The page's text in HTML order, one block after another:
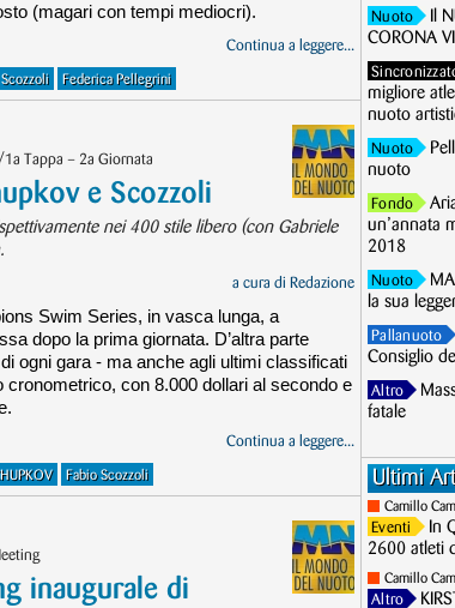
(magari con tempi mediocri).
Continua a leggere...
Scozzoli Federica Pellegrini
Tappa – 2a Giornata
e Scozzoli
nei 400 stile libero (con Gabriele
a cura di Redazione
Swim Series, in vasca lunga, a
dopo la prima giornata. D’altra parte
ogni gara - ma anche agli ultimi classificati
cronometrico, con 8.000 dollari al secondo e
Continua a leggere...
Fabio Scozzoli
inaugurale di
Nuoto
Il
CORONA
migliore
nuoto
Nuoto
nuoto
Fondo
un’annata
2018
Nuoto
la sua
Pallanuoto
Consiglio
Altro
fatale
Ultimi
Camillo
Eventi
In
2600 atleti
Camillo
Altro